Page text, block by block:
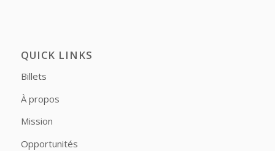
QUICK LINKS
Billets
À propos
Mission
Opportunités